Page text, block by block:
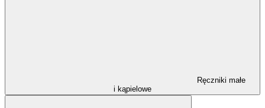
Ręczniki małe
i kąpielowe